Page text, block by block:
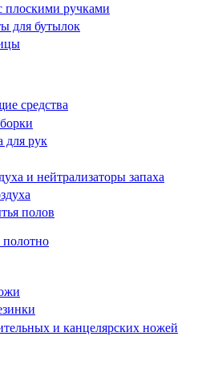
плоскими ручками
для бутылок
средства
для рук
и нейтрализаторы запаха
полов
полотно
и канцелярских ножей